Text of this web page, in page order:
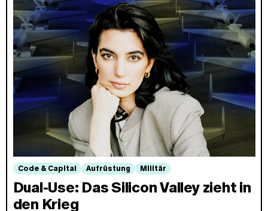
Code & Capital Aufrüstung Militär
Dual-Use: Das Silicon Valley zieht in
den Krieg